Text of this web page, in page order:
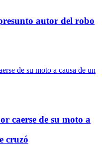
autor del robo
caerse de su moto a
cruzó